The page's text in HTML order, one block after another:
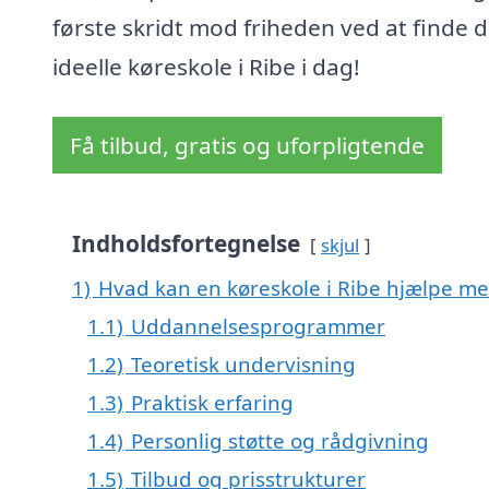
første skridt mod friheden ved at finde
ideelle køreskole i Ribe i dag!
Få tilbud, gratis og uforpligtende
Indholdsfortegnelse skjul
1) Hvad kan en køreskole i Ribe hjælpe
1.1) Uddannelsesprogrammer
1.2) Teoretisk undervisning
1.3) Praktisk erfaring
1.4) Personlig støtte og rådgivning
1.5) Tilbud og prisstrukturer